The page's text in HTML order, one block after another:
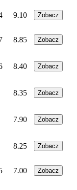
9.10 Zobacz
8.85 Zobacz
8.40 Zobacz
8.35 Zobacz
7.90 Zobacz
8.25 Zobacz
7.00 Zobacz